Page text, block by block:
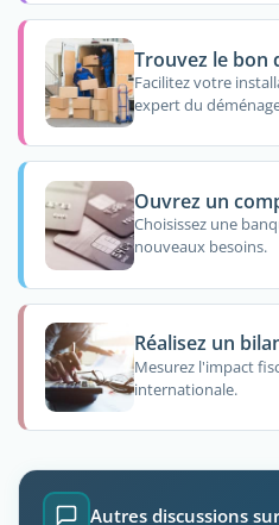
Trouvez le bon
Facilitez votre
expert du
Ouvrez un
Choisissez une
nouveaux besoins.
Réalisez un
Mesurez l'impact
internationale.
Autres discussions